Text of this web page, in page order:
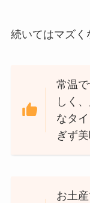
続いてはマズく
常温
しく
なタ
ぎず
お土